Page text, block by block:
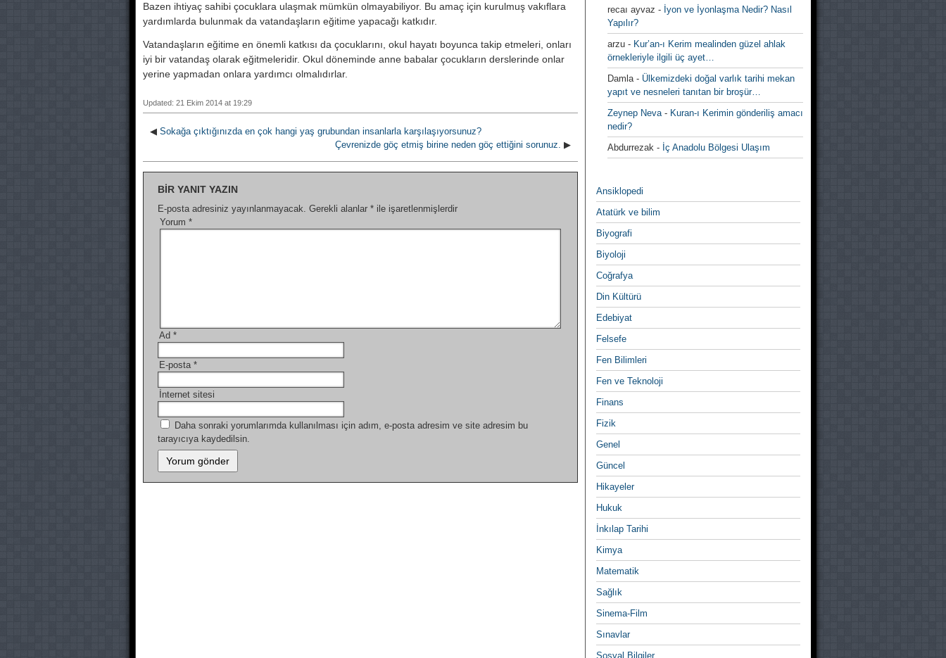
Bazen ihtiyaç sahibi çocuklara ulaşmak mümkün olmayabiliyor. Bu amaç için kurulmuş vakıflara
yardımlarda bulunmak da vatandaşların eğitime yapacağı katkıdır.
Vatandaşların eğitime en önemli katkısı da çocuklarını, okul hayatı boyunca takip etmeleri, onları
iyi bir vatandaş olarak eğitmeleridir. Okul döneminde anne babalar çocukların derslerinde onlar
yerine yapmadan onlara yardımcı olmalıdırlar.
Updated: 21 Ekim 2014 at 19:29
◀ Sokağa çıktığınızda en çok hangi yaş grubundan insanlarla karşılaşıyorsunuz?
Çevrenizde göç etmiş birine neden göç ettiğini sorunuz. ▶
BIR YANIT YAZIN
E-posta adresiniz yayınlanmayacak. Gerekli alanlar * ile işaretlenmişlerdir
Yorum *
Ad *
E-posta *
İnternet sitesi
Daha sonraki yorumlarımda kullanılması için adım, e-posta adresim ve site adresim bu
tarayıcıya kaydedilsin.
recaı ayvaz - İyon ve İyonlaşma Nedir? Nasıl
Yapılır?
arzu - Kur’an-ı Kerim mealinden güzel ahlak
örnekleriyle ilgili üç ayet…
Damla- Ülkemizdeki doğal varlık tarihi mekan
yapıt ve nesneleri tanıtan bir broşür…
Zeynep Neva- Kuran-ı Kerimin gönderiliş amacı
nedir?
Abdurrezak - İç Anadolu Bölgesi Ulaşım
Ansiklopedi
Atatürk ve bilim
Biyografi
Biyoloji
Coğrafya
Din Kültürü
Edebiyat
Felsefe
Fen Bilimleri
Fen ve Teknoloji
Finans
Fizik
Genel
Güncel
Hikayeler
Hukuk
İnkılap Tarihi
Kimya
Matematik
Sağlık
Sinema-Film
Sınavlar
Sosyal Bilgiler